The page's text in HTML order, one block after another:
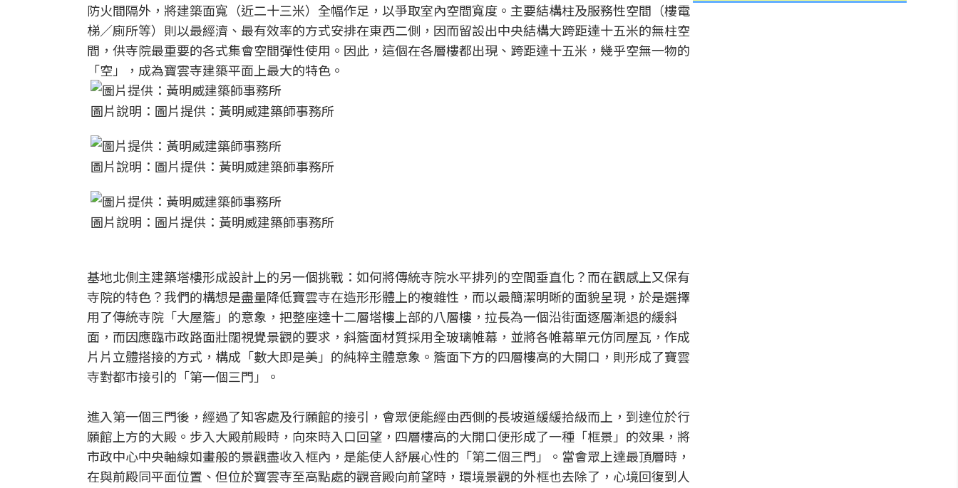
防火間隔外，將建築面寬（近二十三米）全幅作足，以爭取室內空間寬度。主要結構柱及服務性空間（樓電
梯／廁所等）則以最經濟、最有效率的方式安排在東西二側，因而留設出中央結構大跨距達十五米的無柱空
間，供寺院最重要的各式集會空間彈性使用。因此，這個在各層樓都出現、跨距達十五米，幾乎空無一物的
「空」，成為寶雲寺建築平面上最大的特色。
圖片說明：圖片提供：黃明威建築師事務所
圖片說明：圖片提供：黃明威建築師事務所
圖片說明：圖片提供：黃明威建築師事務所
基地北側主建築塔樓形成設計上的另一個挑戰：如何將傳統寺院水平排列的空間垂直化？而在觀感上又保有
寺院的特色？我們的構想是盡量降低寶雲寺在造形形體上的複雜性，而以最簡潔明晰的面貌呈現，於是選擇
用了傳統寺院「大屋簷」的意象，把整座達十二層塔樓上部的八層樓，拉長為一個沿街面逐層漸退的緩斜
面，而因應臨市政路面壯闊視覺景觀的要求，斜簷面材質採用全玻璃帷幕，並將各帷幕單元仿同屋瓦，作成
片片立體搭接的方式，構成「數大即是美」的純粹主體意象。簷面下方的四層樓高的大開口，則形成了寶雲
寺對都市接引的「第一個三門」。
進入第一個三門後，經過了知客處及行願館的接引，會眾便能經由西側的長坡道緩緩拾級而上，到達位於行
願館上方的大殿。步入大殿前殿時，向來時入口回望，四層樓高的大開口便形成了一種「框景」的效果，將
市政中心中央軸線如畫般的景觀盡收入框內，是能使人舒展心性的「第二個三門」。當會眾上達最頂層時，
在與前殿同平面位置、但位於寶雲寺至高點處的觀音殿向前望時，環境景觀的外框也去除了，心境回復到人